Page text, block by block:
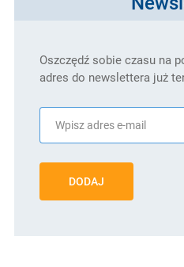
Oszczędź sobie czasu na
adres do newslettera już
DODAJ